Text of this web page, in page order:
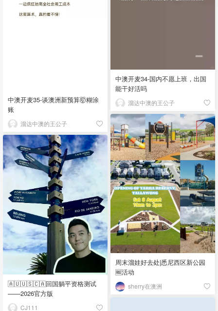
中澳开麦35-谈澳洲新预算🤯糊涂
账
溜达中澳的王公子
中澳开麦34-国内不愿上班，出国
能干好活吗
溜达中澳的王公子
周末溜娃好去处|悉尼西区新公园
🆓活动
sherry在澳洲
🇦🇺🇺🇸🇨🇦回国躺平资格测试
——2026官方版
CJ111